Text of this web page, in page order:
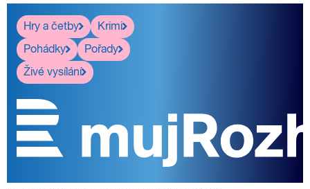
Hry a četby
Krimi
Pohádky
Pořady
Živé vysílání